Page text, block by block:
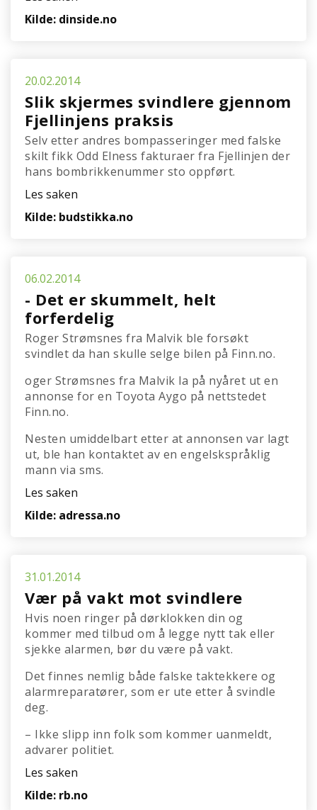
Kilde: dinside.no
20.02.2014
Slik skjermes svindlere gjennom
Fjellinjens praksis
Selv etter andres bompasseringer med falske
skilt fikk Odd Elness fakturaer fra Fjellinjen der
hans bombrikkenummer sto oppført.
Les saken
Kilde: budstikka.no
06.02.2014
- Det er skummelt, helt
forferdelig
Roger Strømsnes fra Malvik ble forsøkt
svindlet da han skulle selge bilen på Finn.no.
oger Strømsnes fra Malvik la på nyåret ut en
annonse for en Toyota Aygo på nettstedet
Finn.no.
Nesten umiddelbart etter at annonsen var lagt
ut, ble han kontaktet av en engelskspråklig
mann via sms.
Les saken
Kilde: adressa.no
31.01.2014
Vær på vakt mot svindlere
Hvis noen ringer på dørklokken din og
kommer med tilbud om å legge nytt tak eller
sjekke alarmen, bør du være på vakt.
Det finnes nemlig både falske taktekkere og
alarmreparatører, som er ute etter å svindle
deg.
– Ikke slipp inn folk som kommer uanmeldt,
advarer politiet.
Les saken
Kilde: rb.no